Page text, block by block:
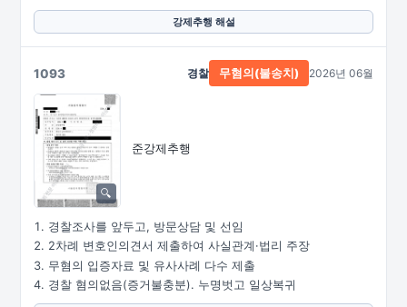
강제추행 해설
1093
준강제추행
경찰 무혐의(불송치) 2026년 06월
경찰조사를 앞두고, 방문상담 및 선임
2차례 변호인의견서 제출하여 사실관계·법리 주장
무혐의 입증자료 및 유사사례 다수 제출
경찰 혐의없음(증거불충분). 누명벗고 일상복귀